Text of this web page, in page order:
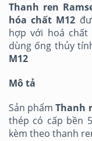
Thanh ren
hóa chất M12
hợp với hoá chất
dùng ống thủy
M12
Mô tả
Sản phẩmThanh
thép có cấp bền
kèm theo thanh